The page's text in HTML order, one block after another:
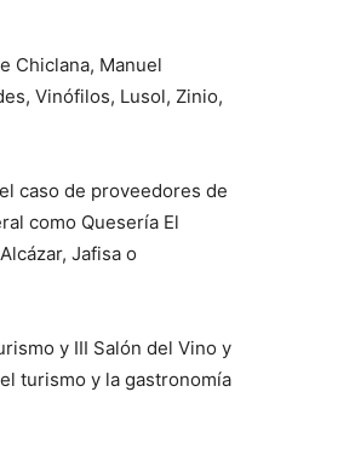
Chiclana, Manuel
Vinófilos, Lusol, Zinio,
caso de proveedores de
como Quesería El
Jafisa o
y III Salón del Vino y
turismo y la gastronomía